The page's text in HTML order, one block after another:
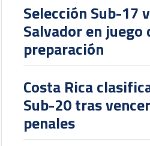
Selección Sub-17
Salvador en juego
preparación
Costa Rica
Sub-20 tras
penales